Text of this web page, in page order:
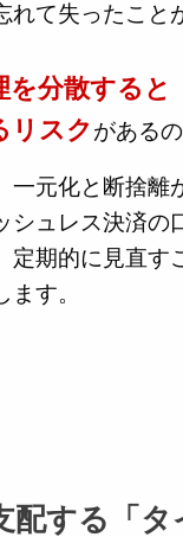
れて失ったこと
を分散すると
リスク があるの
一元化と断捨離
シュレス決済の
定期的に見直す
ます。
配する「タ